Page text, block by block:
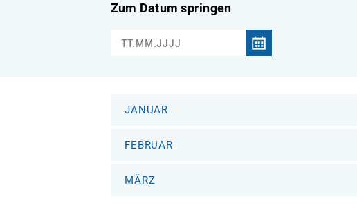
Zum Datum springen
JANUAR
FEBRUAR
MÄRZ